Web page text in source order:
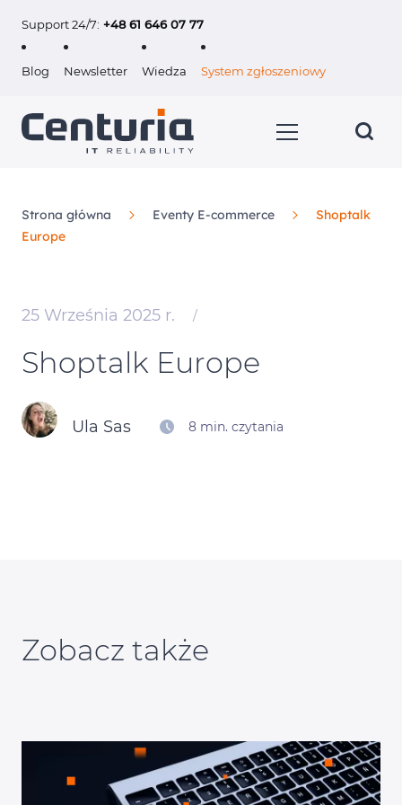
Support 24/7: +48 61 646 07 77
Blog Newsletter Wiedza System zgłoszeniowy
Klienci
O nas
Kontakt
Strona główna Eventy E-commerce
Shoptalk
Europe
25 Września 2025 r. /
Shoptalk Europe
Ula Sas 8 min. czytania
Zobacz także